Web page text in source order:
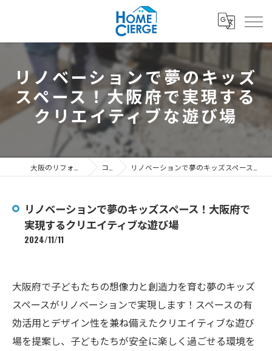
リノベーションで夢のキッズ
スペース！大阪府で実現する
クリエイティブな遊び場
コラム リノベーションで夢のキッズスペース！大阪府で実現するクリエイティブな遊び場
リノベーションで夢のキッズスペース！大阪府で
実現するクリエイティブな遊び場
2024/11/11
大阪府で子どもたちの想像力と創造力を育む夢のキッズ
スペースがリノベーションで実現します！スペースの有
効活用とデザイン性を兼ね備えたクリエイティブな遊び
場を提案し、子どもたちが安全に楽しく過ごせる環境を